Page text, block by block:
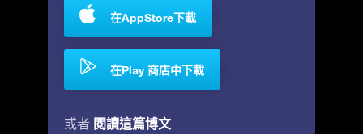
在AppStore下載
在Play 商店中下載
或者 閱讀這篇博文